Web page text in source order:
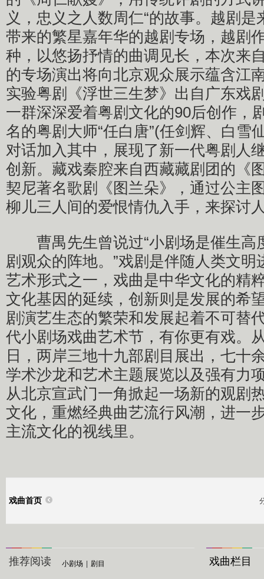
义，忠义之人数周仁“的故事。越剧
带来的繁星嘉年华的越剧专场，越剧
种，以悠扬抒情的曲调见长，本次来
的专场演出将向北京观众展示蕴含江
实验粤剧《浮世三生梦》出自广东戏
一群深深爱着粤剧文化的90后创作，
名的粤剧大师“任白唐”(任剑辉、白雪
对话加入其中，展现了新一代粤剧人
创新。藏戏秦腔来自西藏藏剧团的《
契尼著名歌剧《图兰朵》，通过公主
柳儿三人间的爱恨情仇入手，来探讨
曹禺先生曾说过“小剧场是催生高
剧观众的阵地。”戏剧是伴随人类文
艺术形式之一，戏曲是中华文化的精
文化基因的延续，创新则是发展的希
剧演艺生态的繁荣和发展起着不可替
代小剧场戏曲艺术节，有你更有戏。
日，两岸三地十九部剧目展出，七十
学术沙龙和艺术主题展览以及强有力
从北京宣武门一角掀起一场新的观剧
文化，重燃经典曲艺流行风潮，进一
主流文化的视线里。
戏曲首页
推荐阅读 小剧场 剧目 戏曲栏目